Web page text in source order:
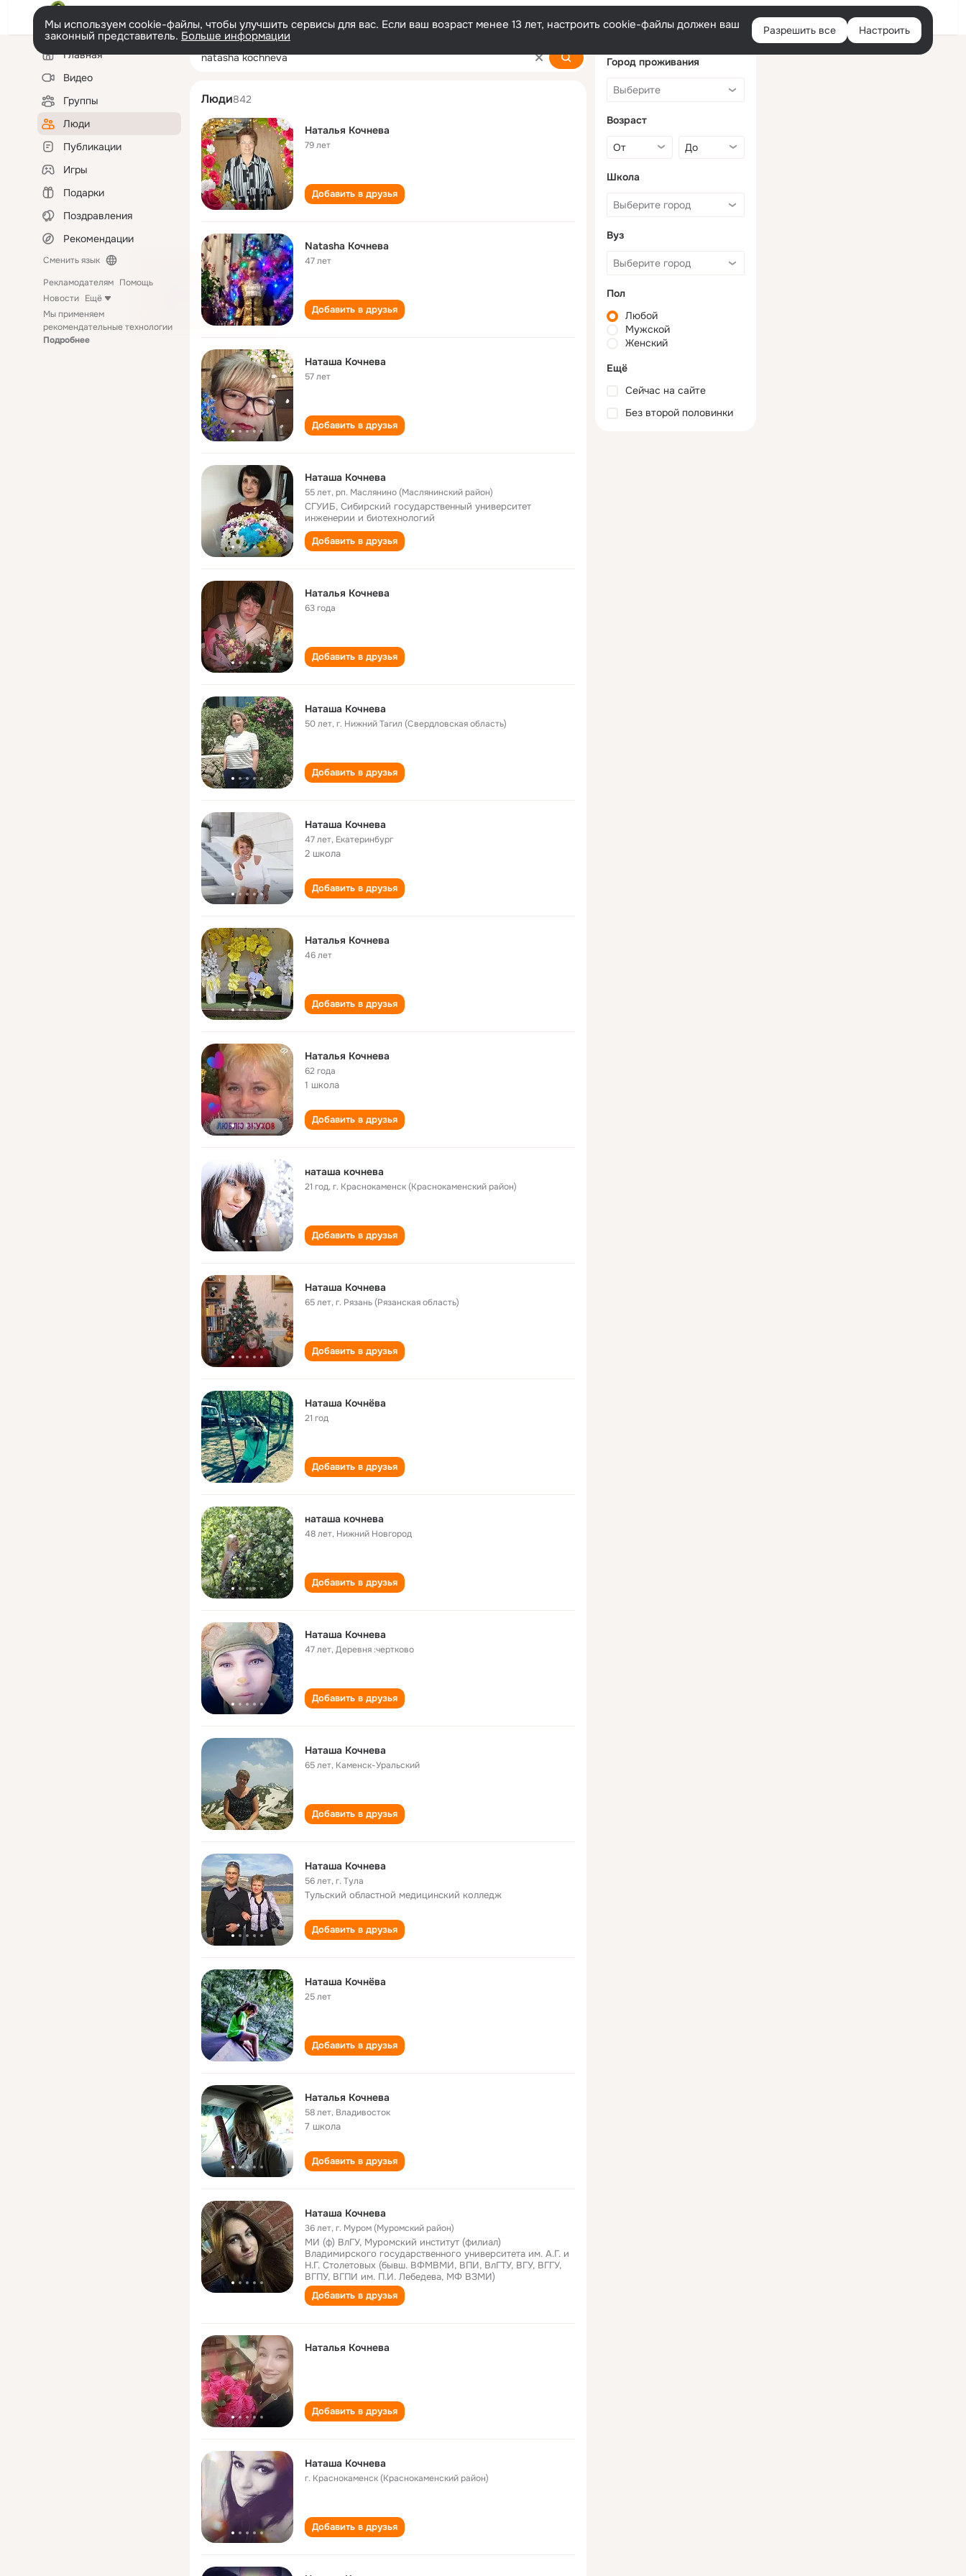
Войти
Мы используем cookie-файлы, чтобы улучшить сервисы для вас. Если ваш возраст менее 13 лет, настроить cookie-файлы должен ваш
законный представитель. Больше информации Разрешить все Настроить
Левая
колонкаГлавная
Видео
Группы
Люди
Публикации
Игры
Подарки
Поздравления
Рекомендации
Сменить язык
Рекламодателям Помощь
Новости Ещё
Мы применяем
рекомендательные технологии
Подробнее
natasha kochneva
Люди842
Наталья Кочнева
79 лет
Добавить в друзья
Natasha Кочнева
47 лет
Добавить в друзья
Наташа Кочнева
57 лет
Добавить в друзья
Наташа Кочнева
55 лет,рп. Маслянино (Маслянинский район)
СГУИБ, Сибирский государственный университет
инженерии и биотехнологий
Добавить в друзья
Наталья Кочнева
63 года
Добавить в друзья
Наташа Кочнева
50 лет,г. Нижний Тагил (Свердловская область)
Добавить в друзья
Наташа Кочнева
47 лет, Екатеринбург
2 школа
Добавить в друзья
Наталья Кочнева
46 лет
Добавить в друзья
Наталья Кочнева
62 года
1 школа
Добавить в друзья
наташа кочнева
21 год,г. Краснокаменск (Краснокаменский район)
Добавить в друзья
Наташа Кочнева
65 лет,г. Рязань (Рязанская область)
Добавить в друзья
Наташа Кочнёва
21 год
Добавить в друзья
наташа кочнева
48 лет, Нижний Новгород
Добавить в друзья
Наташа Кочнева
47 лет,Деревня :чертково
Добавить в друзья
Наташа Кочнева
65 лет, Каменск-Уральский
Добавить в друзья
Наташа Кочнева
56 лет,г. Тула
Тульский областной медицинский колледж
Добавить в друзья
Наташа Кочнёва
25 лет
Добавить в друзья
Наталья Кочнева
58 лет, Владивосток
7 школа
Добавить в друзья
Наташа Кочнева
36 лет,г. Муром (Муромский район)
МИ (ф) ВлГУ, Муромский институт (филиал)
Владимирского государственного университета им. А.Г. и
Н.Г. Столетовых (бывш. ВФМВМИ, ВПИ, ВлГТУ, ВГУ, ВГГУ,
ВГПУ, ВГПИ им. П.И. Лебедева, МФ ВЗМИ)
Добавить в друзья
Наталья Кочнева
Добавить в друзья
Наташа Кочнева
г. Краснокаменск (Краснокаменский район)
Добавить в друзья
Город проживания
Возраст
Школа
Вуз
Пол
Любой
Мужской
Женский
Ещё
Сейчас на сайте
Без второй половинки